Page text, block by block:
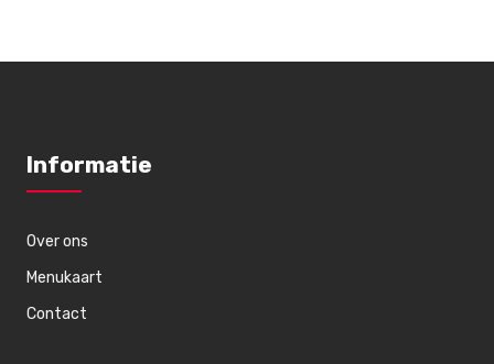
Informatie
Over ons
Menukaart
Contact